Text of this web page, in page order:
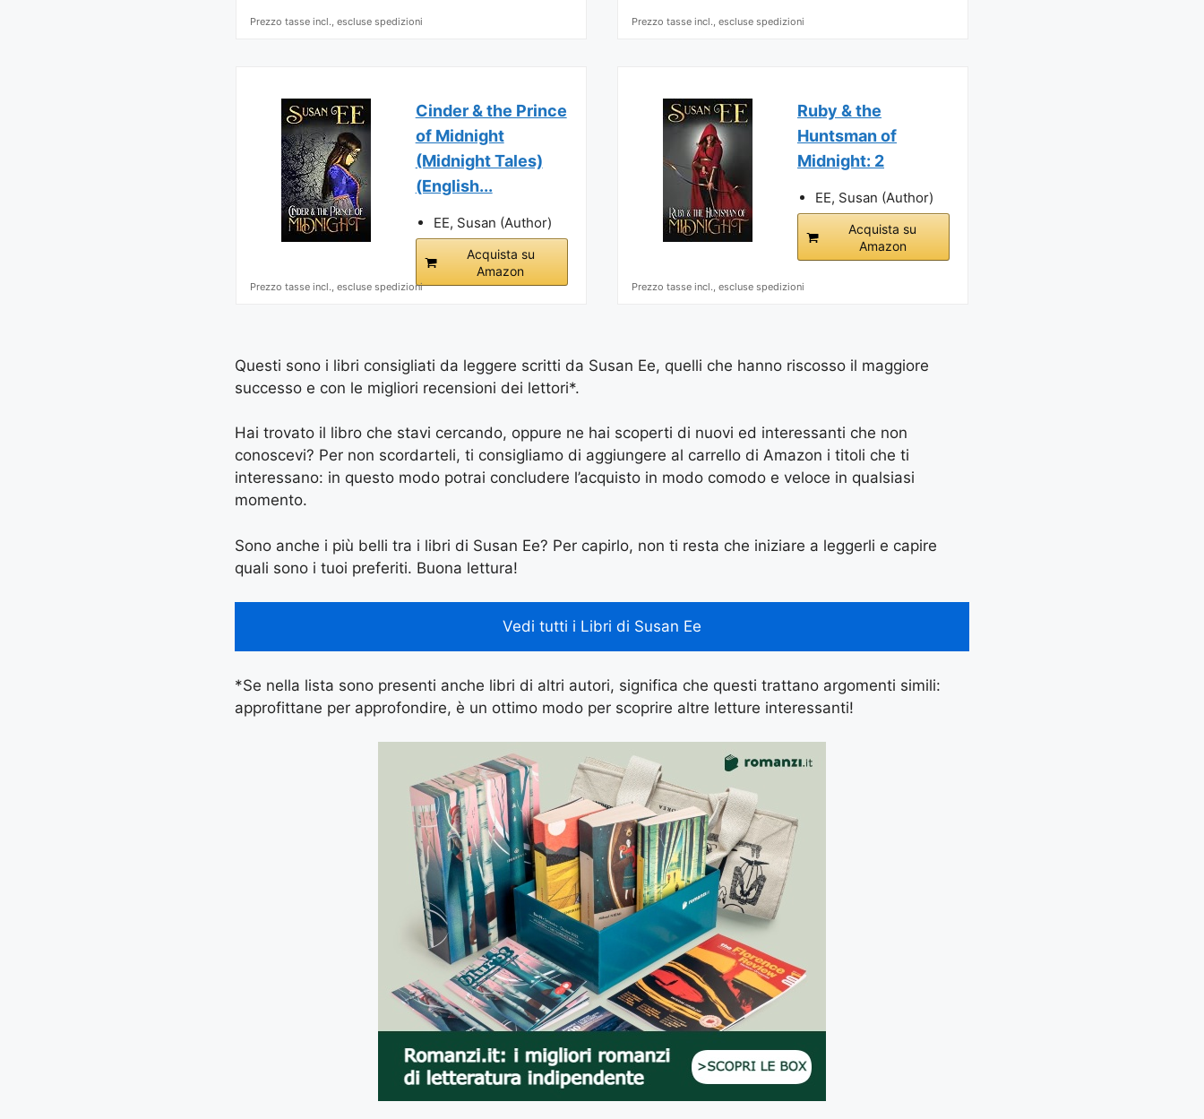
Prezzo tasse incl., escluse spedizioni Prezzo tasse incl., escluse spedizioni
Cinder & the Prince
of Midnight
(Midnight Tales)
(English...
EE, Susan (Author)
Acquista su
Amazon
Prezzo tasse incl., escluse spedizioni
Ruby & the
Huntsman of
Midnight: 2
EE, Susan (Author)
Acquista su
Amazon
Prezzo tasse incl., escluse spedizioni
Questi sono i libri consigliati da leggere scritti da Susan Ee, quelli che hanno riscosso il maggiore
successo e con le migliori recensioni dei lettori*.
Hai trovato il libro che stavi cercando, oppure ne hai scoperti di nuovi ed interessanti che non
conoscevi? Per non scordarteli, ti consigliamo di aggiungere al carrello di Amazon i titoli che ti
interessano: in questo modo potrai concludere l’acquisto in modo comodo e veloce in qualsiasi
momento.
Sono anche i più belli tra i libri di Susan Ee? Per capirlo, non ti resta che iniziare a leggerli e capire
quali sono i tuoi preferiti. Buona lettura!
Vedi tutti i Libri di Susan Ee
*Se nella lista sono presenti anche libri di altri autori, significa che questi trattano argomenti simili:
approfittane per approfondire, è un ottimo modo per scoprire altre letture interessanti!